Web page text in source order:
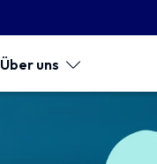
Über uns